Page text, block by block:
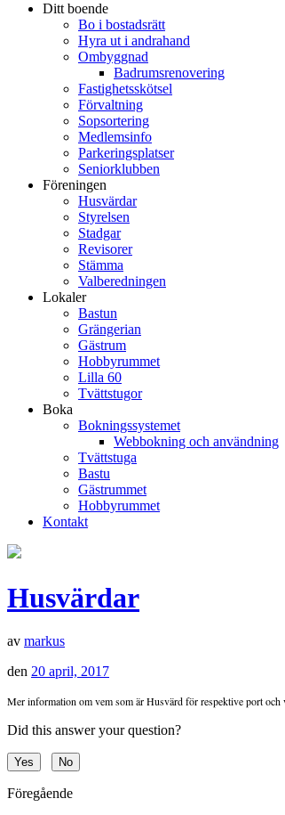
Ditt boende
Bo i bostadsrätt
Hyra ut i andrahand
Ombyggnad
Badrumsrenovering
Fastighetsskötsel
Förvaltning
Sopsortering
Medlemsinfo
Parkeringsplatser
Seniorklubben
Föreningen
Husvärdar
Styrelsen
Stadgar
Revisorer
Stämma
Valberedningen
Lokaler
Bastun
Grängerian
Gästrum
Hobbyrummet
Lilla 60
Tvättstugor
Boka
Bokningssystemet
Webbokning och användning
Tvättstuga
Bastu
Gästrummet
Hobbyrummet
Kontakt
Husvärdar
av markus
den 20 april, 2017
Mer information om vem som är Husvärd för respektive port
Did this answer your question?
Yes No
Föregående